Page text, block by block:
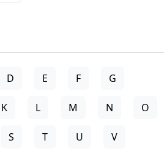
D E F G
K L M N O
S T U V